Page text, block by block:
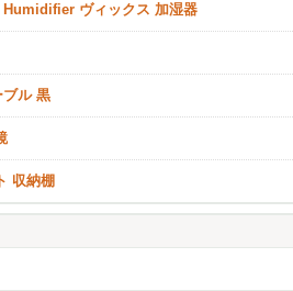
ヴィックス 加湿器
ブル 黒
収納棚